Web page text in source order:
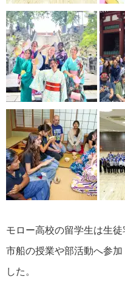
モロー高校の留学生は生徒
市船の授業や部活動へ参
した。